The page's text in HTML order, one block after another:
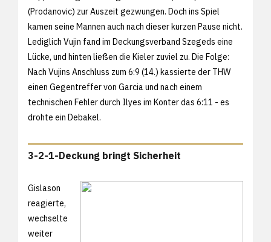
(Prodanovic) zur Auszeit gezwungen. Doch ins Spiel
kamen seine Mannen auch nach dieser kurzen Pause nicht.
Lediglich Vujin fand im Deckungsverband Szegeds eine
Lücke, und hinten ließen die Kieler zuviel zu. Die Folge:
Nach Vujins Anschluss zum 6:9 (14.) kassierte der THW
einen Gegentreffer von Garcia und nach einem
technischen Fehler durch Ilyes im Konter das 6:11 - es
drohte ein Debakel.
3-2-1-Deckung bringt Sicherheit
Gislason
reagierte,
wechselte
weiter